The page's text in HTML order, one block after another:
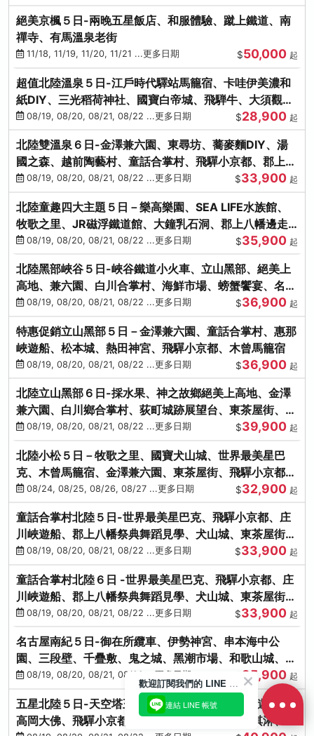
絕美京楓５日-兩晚五星飯店、和服體驗、蹴上鐵道、南
禪寺、有馬溫泉老街
11/18, 11/19, 11/20, 11/21 ...更多日期 $50,000 起
超值北陸溫泉５日-江戶時代驛站馬籠宿、卡哇伊美濃和
紙DIY、三光稻荷神社、國寶白帝城、飛騨牛、大須觀音
街、下呂溫泉
08/19, 08/20, 08/21, 08/22 ...更多日期 $28,900 起
北陸雙溫泉６日-金澤兼六園、東尋坊、蕎麥麵DIY、湯
國之森、越前陶藝村、童話合掌村、飛驒小京都、郡上八
幡08/19, 08/20, 08/21, 08/22 ...更多日期 $33,900 起
北陸童趣四大主題５日－樂高樂園、SEA LIFE水族館、
牧歌之里、JR磁浮鐵道館、大鐘乳石洞、郡上八幡邊走
邊吃08/19, 08/20, 08/21, 08/22 ...更多日期 $35,900 起
北陸黑部峽谷５日-峽谷鐵道小火車、立山黑部、絕美上
高地、兼六園、白川合掌村、海鮮市場、螃蟹饗宴、名湯
雙溫泉
08/19, 08/20, 08/21, 08/22 ...更多日期 $36,900 起
特惠促銷立山黑部５日－金澤兼六園、童話合掌村、惠那
峽遊船、松本城、熱田神宮、飛驒小京都、木曾馬籠宿
08/19, 08/20, 08/21, 08/22 ...更多日期 $36,900 起
北陸立山黑部６日-採水果、神之故鄉絕美上高地、金澤
兼六園、白川鄉合掌村、荻町城跡展望台、東茶屋街、名
花之里絢爛花海
08/19, 08/20, 08/21, 08/22 ...更多日期 $39,900 起
北陸小松５日－牧歌之里、國寶犬山城、世界最美星巴
克、木曾馬籠宿、金澤兼六園、東茶屋街、飛驒小京都、
白川鄉合掌村
08/24, 08/25, 08/26, 08/27 ...更多日期 $32,900 起
童話合掌村北陸５日-世界最美星巴克、飛驒小京都、庄
川峽遊船、郡上八幡祭典舞蹈見學、犬山城、東茶屋街、
松葉蟹、金箔冰淇淋
08/19, 08/20, 08/21, 08/22 ...更多日期 $33,900 起
童話合掌村北陸６日 -世界最美星巴克、飛驒小京都、庄
川峽遊船、郡上八幡祭典舞蹈見學、犬山城、東茶屋街、
松葉蟹、金箔冰淇淋
08/19, 08/20, 08/21, 08/22 ...更多日期 $33,900 起
名古屋南紀５日-御在所纜車、伊勢神宮、串本海中公
園、三段壁、千疊敷、鬼之城、黑潮市場、和歌山城、伊
勢龍蝦溫泉
08/19, 08/20, 08/21, 08/22 ...更多日期 35,900 起
五星北陸５日-天空塔王子、金澤兼六園、庄川峽遊船、
高岡大佛、飛驒小京都、敦賀海鮮市場、金箔冰淇淋、鰻